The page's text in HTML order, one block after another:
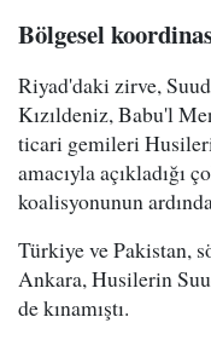
Bölgesel
Riyad'daki zirve,
Kızıldeniz, Babu'l
ticari gemileri
amacıyla açıkladığı
koalisyonunun
Türkiye ve Pakistan,
Ankara, Husilerin
de kınamıştı.